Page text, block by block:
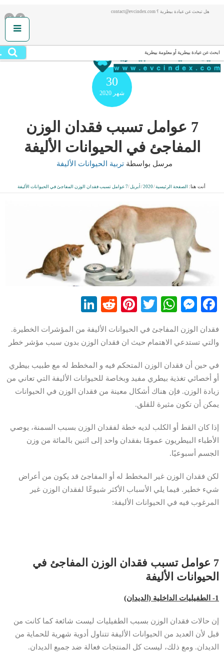
هل تبحث عن عيادة بيطرية ؟ contact@evcindex.com
ابحث عن عيادة بيطرية أو معلومة بيطرية
30
شهر 2020
7 عوامل تسبب فقدان الوزن
المفاجئ في الحيوانات الأليفة
مرسل بواسطة تربية الحيوانات الأليفة
أنت هنا: الصفحة الرئيسية/
2020
/ أبريل/7 عوامل تسبب فقدان الوزن المفاجئ في الحيوانات الأليفة
Facebook
Messenger
WhatsApp
Twitter
Pinterest
Reddit
فقدان الوزن المفاجئ في الحيوانات الأليفة من المؤشرات الخطيرة.
والتي تستدعي الاهتمام حيث ان فقدان الوزن بدون سبب مؤشر خطر
في حين أن فقدان الوزن المتحكم فيه و المخطط له مع طبيب بيطري
أو أخصائي تغذية بيطري مفيد وبخاصة للحيوانات الأليفة التي تعاني من
زيادة الوزن. فإن هناك أشكال معينة من فقدان الوزن في الحيوانات
يمكن أن تكون مثيرة للقلق.
إذا كان القط أو الكلب لديه خطة لفقدان الوزن بسبب السمنة، يوصي
الأطباء البيطريون عمومًا بفقدان واحد إلى اثنين بالمائة من وزن
الجسم أسبوعيًا.
لكن فقدان الوزن غير المخطط له أو المفاجئ قد يكون من أعراض
شيء خطير. فيما يلي الأسباب الأكثر شيوعًا لفقدان الوزن غير
المرغوب فيه في الحيوانات الأليفة:
7 عوامل تسبب فقدان الوزن المفاجئ في
الحيوانات الأليفة
1- الطفيليات الداخلية (الديدان)
إن حالات فقدان الوزن بسبب الطفيليات ليست شائعة كما كانت من
قبل لأن العديد من الحيوانات الأليفة تتناول أدوية شهرية للحماية من
الديدان. ومع ذلك، ليست كل المنتجات فعالة ضد جميع الديدان.